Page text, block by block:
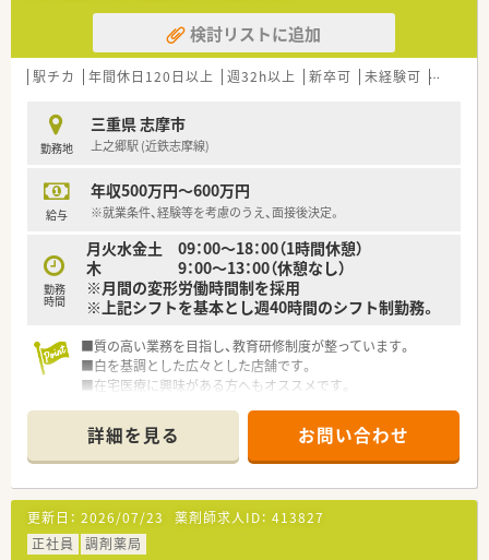
ります。
■鵜方駅からも近く、通勤や生活にも便利なエリアです。
検討リストに追加
駅チカ 年間休日120日以上 週32h以上 新卒可 未経験可 ブラン
勤務地
三重県 志摩市
上之郷駅 (近鉄志摩線)
給与
年収500万円～600万円
※就業条件、経験等を考慮のうえ、面接後決定。
勤務
時間
月火水金土 09：00～18：00（1時間休憩）
木 9：00～13：00（休憩なし）
※月間の変形労働時間制を採用
※上記シフトを基本とし週40時間のシフト制勤務。
■質の高い業務を目指し、教育研修制度が整っています。
■白を基調とした広々とした店舗です。
■在宅医療に興味がある方へもオススメです。
■この求人は大手薬局求人特集に掲載中です■
詳細を見る お問い合わせ
更新日： 2026/07/23 薬剤師求人ID： 413827
正社員
調剤薬局